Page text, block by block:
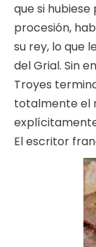
que si
procesión,
su rey, lo que
del Grial. Sin
Troyes
totalmente el
El escritor